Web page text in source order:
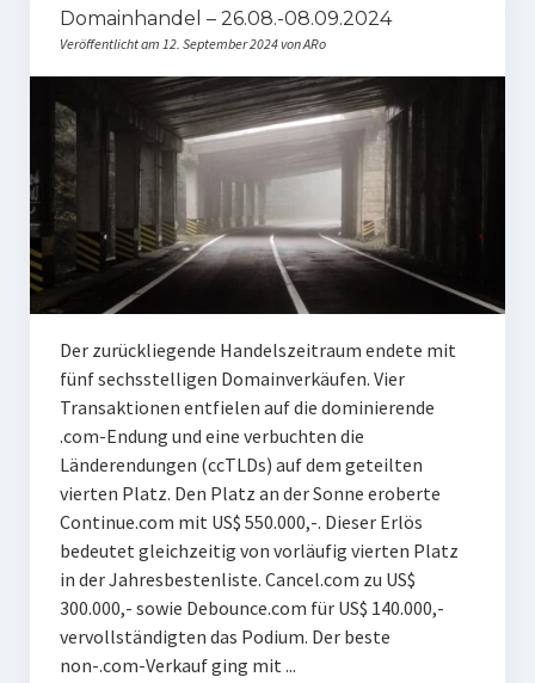
Domainhandel – 26.08.-08.09.2024
Veröffentlicht am 12. September 2024 von ARo
Der zurückliegende Handelszeitraum endete mit
fünf sechsstelligen Domainverkäufen. Vier
Transaktionen entfielen auf die dominierende
.com-Endung und eine verbuchten die
Länderendungen (ccTLDs) auf dem geteilten
vierten Platz. Den Platz an der Sonne eroberte
Continue.com mit US$ 550.000,-. Dieser Erlös
bedeutet gleichzeitig von vorläufig vierten Platz
in der Jahresbestenliste. Cancel.com zu US$
300.000,- sowie Debounce.com für US$ 140.000,-
vervollständigten das Podium. Der beste
non-.com-Verkauf ging mit ...